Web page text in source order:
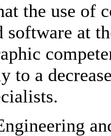
the use of
software at
to a